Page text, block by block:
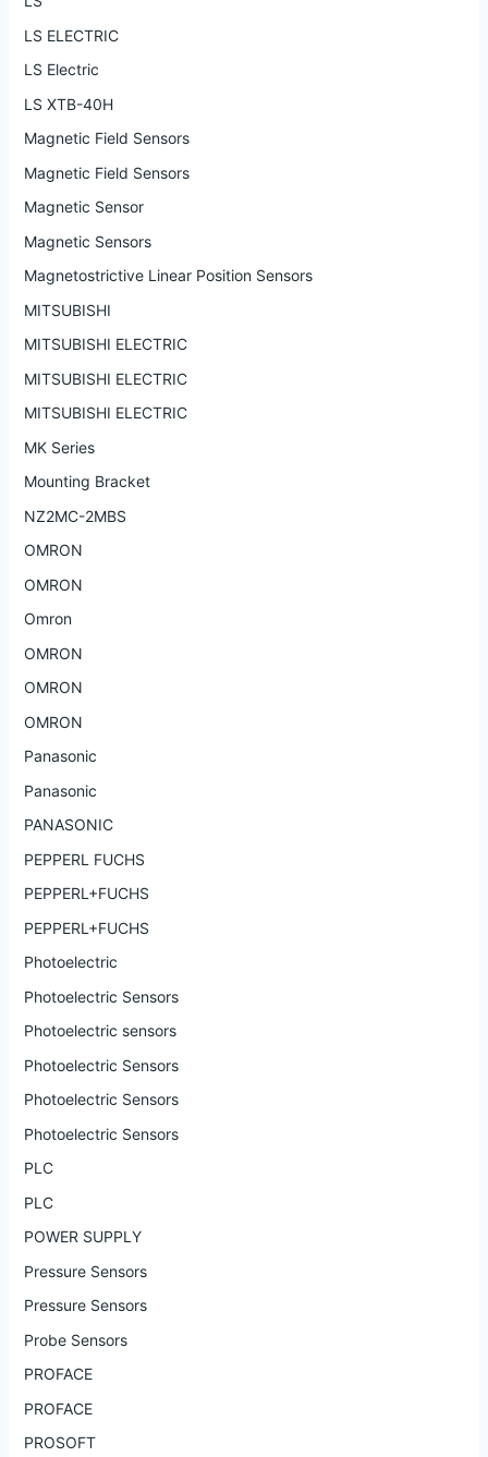
LS ELECTRIC
LS Electric
LS XTB-40H
Magnetic Field Sensors
Magnetic Field Sensors
Magnetic Sensor
Magnetic Sensors
Magnetostrictive Linear Position Sensors
MITSUBISHI
MITSUBISHI ELECTRIC
MITSUBISHI ELECTRIC
MITSUBISHI ELECTRIC
MK Series
Mounting Bracket
NZ2MC-2MBS
OMRON
OMRON
Omron
OMRON
OMRON
OMRON
Panasonic
Panasonic
PANASONIC
PEPPERL FUCHS
PEPPERL+FUCHS
PEPPERL+FUCHS
Photoelectric
Photoelectric Sensors
Photoelectric sensors
Photoelectric Sensors
Photoelectric Sensors
Photoelectric Sensors
PLC
PLC
POWER SUPPLY
Pressure Sensors
Pressure Sensors
Probe Sensors
PROFACE
PROFACE
PROSOFT